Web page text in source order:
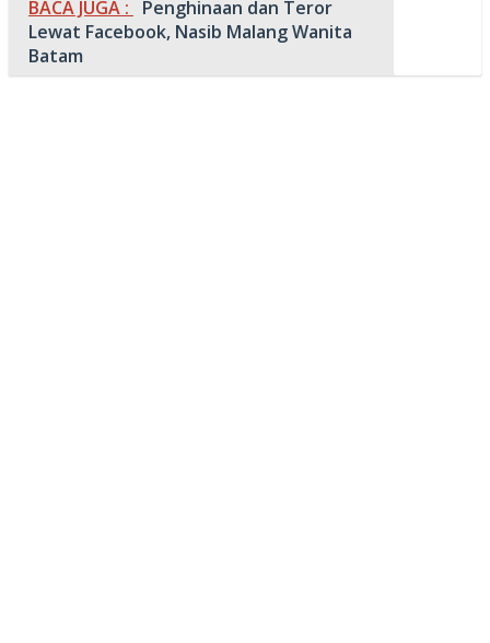
BACA JUGA :
Penghinaan dan Teror
Lewat Facebook, Nasib Malang Wanita
Batam